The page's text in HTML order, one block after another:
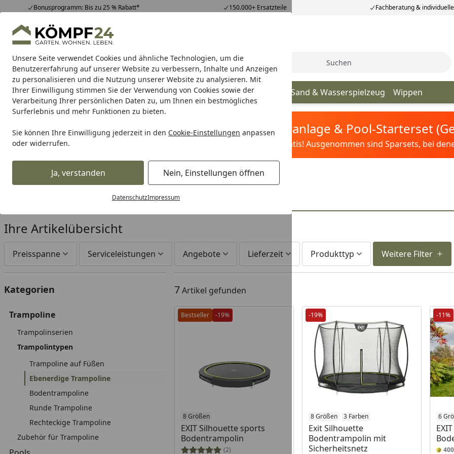
Unsere Seite verwendet Cookies und ähnliche Technologien, um die
Benutzererfahrung auf unserer Website zu verbessern, Inhalte und Anzeigen
zu personalisieren und die Nutzung unserer Website zu analysieren. Mit
Ihrer Einwilligung stimmen Sie der Verwendung von Cookies sowie der
Verarbeitung Ihrer persönlichen Daten zu, um Ihnen ein bestmögliches
Surferlebnis und mehr Funktionen zu bieten.
Sie können Ihre Einwilligung jederzeit in den Cookie-Einstellungen anpassen
oder widerrufen.
Ja, verstanden Nein, Einstellungen öffnen
DatenschutzImpressum
Bonusprogramm: Bis zu 25 % Rabatt* 150.000+ Ersatzteile Fachberatung &
Hotline07051 / 9 22 22
Mo-Fr. 8-16 Uhr 25.974 Bewertungen
Alle Produkte
Alle ProdukteHighlights Tipps & Tricks Suche
Toys Trampoline Pools Sportgeräte Spielhäuser Spieltürme Sand & Wasserspielzeug Wippen
Karibu Pools inkl. gratis Sandfilteranlage & Pool-Starterset
Dein Traumpool im Sorglos-Paket: Filter&Pflege gratis! Ausgenommen sind Sparsets, bei
Startseite
Trampoline Trampolintypen Ebenerdige Trampoline
Exit Ebenerdige Trampoline
Ihre Artikelübersicht
Preisspanne Serviceleistungen Angebote Lieferzeit Produkttyp Weitere Filter
Kategorien
Trampoline
Trampolinserien
Trampolintypen
Trampoline auf Füßen
Ebenerdige Trampoline
Bodentrampoline
Runde Trampoline
Rechteckige Trampoline
Zubehör für Trampoline
7Artikel gefunden
Bestseller -19%
8 Größen
EXIT Silhouette sports
Bodentrampolin
(2)
-19%
8 Größen 3 Farben
Exit Silhouette
Bodentrampolin mit
Sicherheitsnetz
-11%
6
400